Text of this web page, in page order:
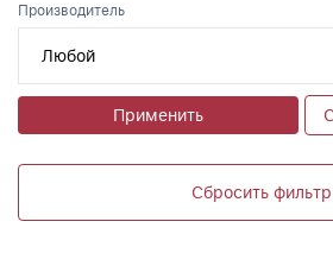
Производитель
Применить
Сбросить фильтр